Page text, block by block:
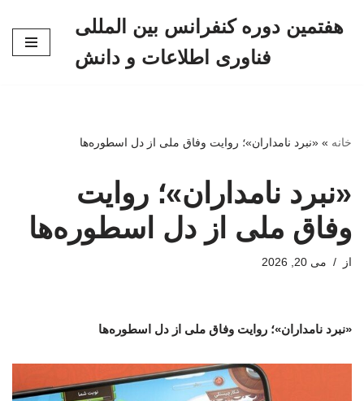
هفتمین دوره کنفرانس بین المللی
فناوری اطلاعات و دانش
خانه » «نبرد نامداران»؛ روایت وفاق ملی از دل اسطوره‌ها
«نبرد نامداران»؛ روایت
وفاق ملی از دل اسطوره‌ها
از می 20, 2026
«نبرد نامداران»؛ روایت وفاق ملی از دل اسطوره‌ها